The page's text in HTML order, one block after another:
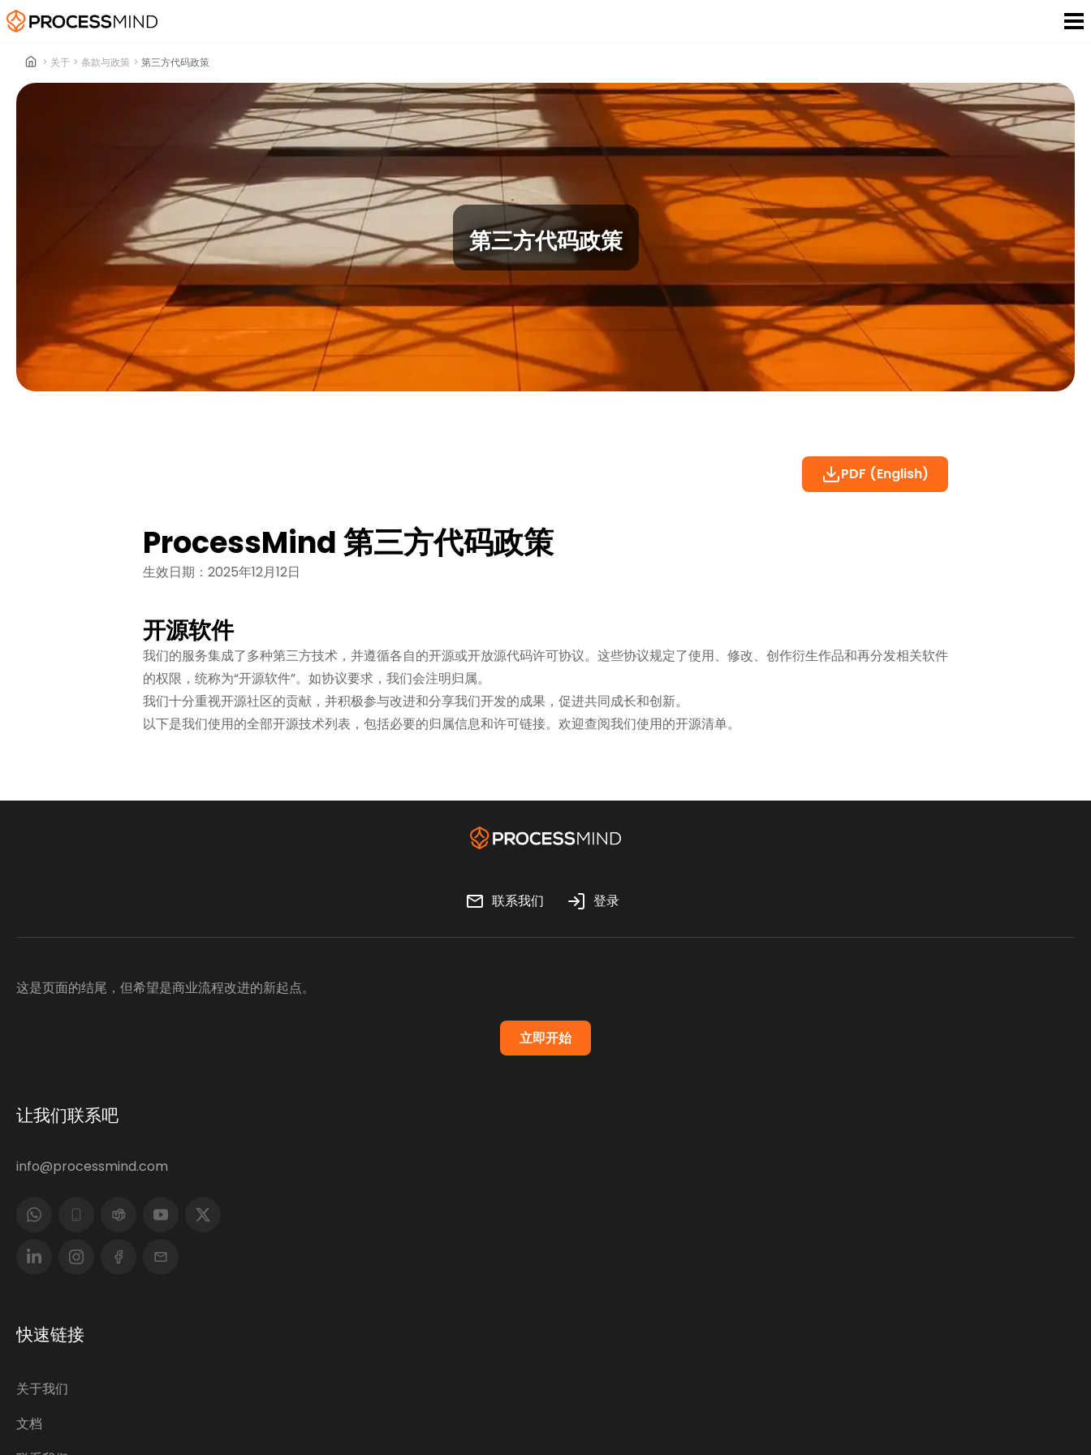
> 关于 > 条款与政策 > 第三方代码政策
第三方代码政策
PDF (English)
ProcessMind 第三方代码政策
生效日期：2025年12月12日
开源软件
我们的服务集成了多种第三方技术，并遵循各自的开源或开放源代码许可协议。这些协议规定了使用、修改、创作衍生作品和再分发相关软件
的权限，统称为“开源软件”。如协议要求，我们会注明归属。
我们十分重视开源社区的贡献，并积极参与改进和分享我们开发的成果，促进共同成长和创新。
以下是我们使用的全部开源技术列表，包括必要的归属信息和许可链接。欢迎查阅我们使用的开源清单。
联系我们 登录
这是页面的结尾，但希望是商业流程改进的新起点。
立即开始
让我们联系吧
info@processmind.com
快速链接
关于我们
文档